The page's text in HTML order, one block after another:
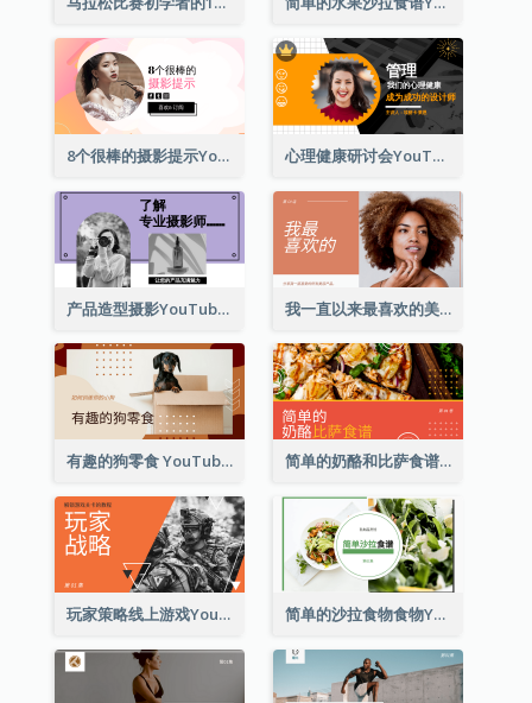
8个很棒的摄影提示Youtube影片缩图 心理健康研讨会YouTube影片缩图
产品造型摄影YouTube影片缩图 我一直以来最喜欢的美容产品 YouTube 影片缩图
有趣的狗零食 YouTube 影片缩图 简单的奶酪和比萨食谱 YouTube影片缩图
玩家策略线上游戏YouTube影片缩图 简单的沙拉食物食物YouTube影片缩图